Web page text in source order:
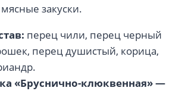
закуски.
перец чили, перец черный
перец душистый, корица,
«Бруснично-клюквенная» —